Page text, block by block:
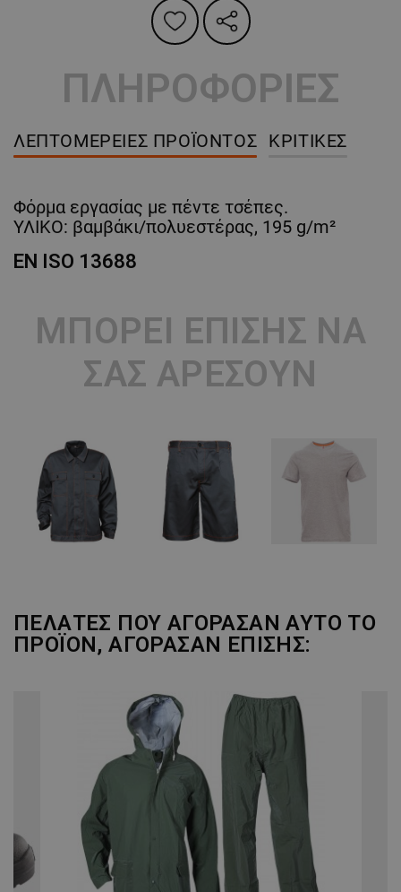
ΠΛΗΡΟΦΟΡΙΕΣ
ΛΕΠΤΟΜΈΡΕΙΕΣ ΠΡΟΪΌΝΤΟΣ ΚΡΙΤΙΚΈΣ
Φόρμα εργασίας με πέντε τσέπες.
ΥΛΙΚΟ: βαμβάκι/πολυεστέρας, 195 g/m²
EN ISO 13688
ΜΠΟΡΕΊ ΕΠΊΣΗΣ ΝΑ
ΣΑΣ ΑΡΈΣΟΥΝ
ΠΕΛΆΤΕΣ ΠΟΥ ΑΓΌΡΑΣΑΝ ΑΥΤΌ ΤΟ
ΠΡΟΪΌΝ, ΑΓΌΡΑΣΑΝ ΕΠΊΣΗΣ: